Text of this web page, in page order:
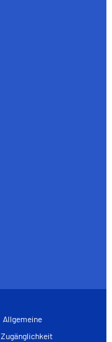
Allgemeine
Zugänglichkeit